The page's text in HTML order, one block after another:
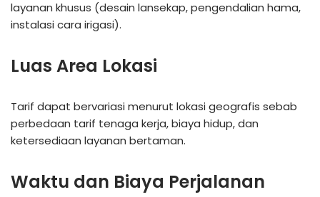
layanan khusus (desain lansekap, pengendalian hama,
instalasi cara irigasi).
Luas Area Lokasi
Tarif dapat bervariasi menurut lokasi geografis sebab
perbedaan tarif tenaga kerja, biaya hidup, dan
ketersediaan layanan bertaman.
Waktu dan Biaya Perjalanan